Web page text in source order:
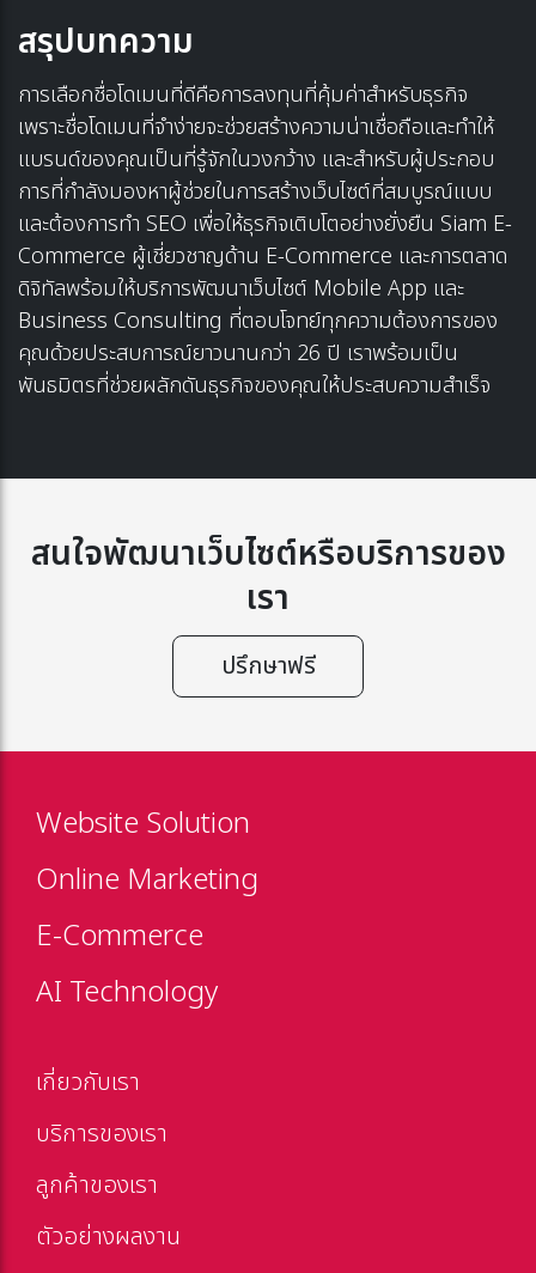
สรุปบทความ
การเลือกชื่อโดเมนที่ดีคือการลงทุนที่คุ้มค่าสำหรับธุรกิจ
เพราะชื่อโดเมนที่จำง่ายจะช่วยสร้างความน่าเชื่อถือและทำให้
แบรนด์ของคุณเป็นที่รู้จักในวงกว้าง และสำหรับผู้ประกอบ
การที่กำลังมองหาผู้ช่วยในการสร้างเว็บไซต์ที่สมบูรณ์แบบ
และต้องการทำ SEO เพื่อให้ธุรกิจเติบโตอย่างยั่งยืน Siam E-
Commerce ผู้เชี่ยวชาญด้าน E-Commerce และการตลาด
ดิจิทัลพร้อมให้บริการพัฒนาเว็บไซต์ Mobile App และ
Business Consulting ที่ตอบโจทย์ทุกความต้องการของ
คุณด้วยประสบการณ์ยาวนานกว่า 26 ปี เราพร้อมเป็น
พันธมิตรที่ช่วยผลักดันธุรกิจของคุณให้ประสบความสำเร็จ
สนใจพัฒนาเว็บไซต์หรือบริการของ
เรา
ปรึกษาฟรี
Website Solution
Online Marketing
E-Commerce
AI Technology
เกี่ยวกับเรา
บริการของเรา
ลูกค้าของเรา
ตัวอย่างผลงาน